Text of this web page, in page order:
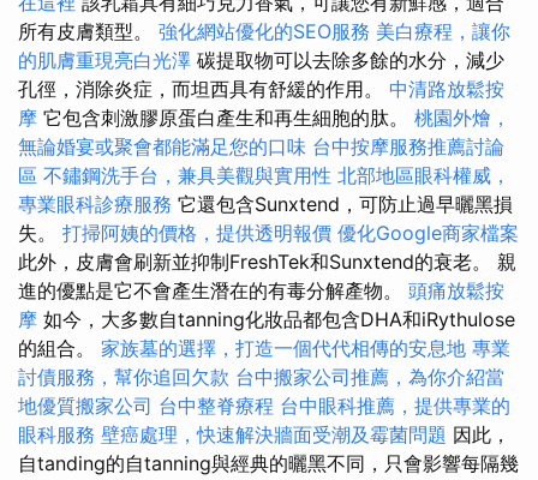
所有皮膚類型。 強化網站優化的SEO服務 美白療程，讓你
的肌膚重現亮白光澤 碳提取物可以去除多餘的水分，減少
孔徑，消除炎症，而坦西具有舒緩的作用。 中清路放鬆按
摩 它包含刺激膠原蛋白產生和再生細胞的肽。 桃園外燴，
無論婚宴或聚會都能滿足您的口味 台中按摩服務推薦討論
區 不鏽鋼洗手台，兼具美觀與實用性 北部地區眼科權威，
專業眼科診療服務 它還包含Sunxtend，可防止過早曬黑損
失。 打掃阿姨的價格，提供透明報價 優化Google商家檔案
此外，皮膚會刷新並抑制FreshTek和Sunxtend的衰老。 親
進的優點是它不會產生潛在的有毒分解產物。 頭痛放鬆按
摩 如今，大多數自tanning化妝品都包含DHA和iRythulose
的組合。 家族墓的選擇，打造一個代代相傳的安息地 專業
討債服務，幫你追回欠款 台中搬家公司推薦，為你介紹當
地優質搬家公司 台中整脊療程 台中眼科推薦，提供專業的
眼科服務 壁癌處理，快速解決牆面受潮及霉菌問題 因此，
自tanding的自tanning與經典的曬黑不同，只會影響每隔幾